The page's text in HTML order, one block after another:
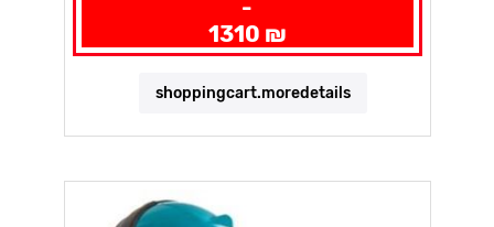
-
1310 ₪
shoppingcart.moredetails